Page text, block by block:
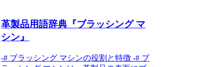
革製品用語辞典『ブラッシング マ
シン』
-# ブラッシング マシンの役割と特徴 -# ブ